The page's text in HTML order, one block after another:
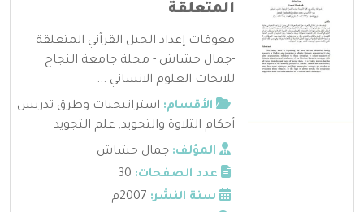
المتعلقة
معوقات إعداد الجيل القرآني المتعلقة
-جمال حشاش - مجلة جامعة النجاح
للابحاث العلوم الانساني ...
الأقسام: استراتيجيات وطرق تدريس
أحكام التلاوة والتجويد, علم التجويد
المؤلف: جمال حشاش
عدد الصفحات:
سنة النشر: